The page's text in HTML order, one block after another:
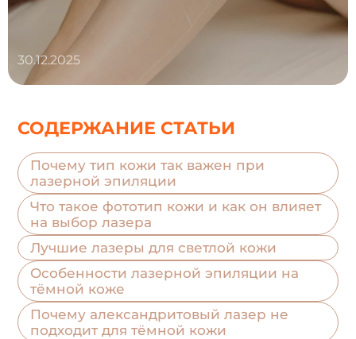
30.12.2025
СОДЕРЖАНИЕ СТАТЬИ
Почему тип кожи так важен при
лазерной эпиляции
Что такое фототип кожи и как он влияет
на выбор лазера
Лучшие лазеры для светлой кожи
Особенности лазерной эпиляции на
тёмной коже
Почему александритовый лазер не
подходит для тёмной кожи